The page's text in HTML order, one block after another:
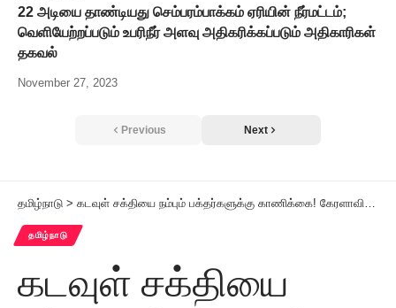
22 அடியை தாண்டியது செம்பரம்பாக்கம் ஏரியின் நீர்மட்டம்;
வெளியேற்றப்படும் உபரிநீர் அளவு அதிகரிக்கப்படும் அதிகாரிகள்
தகவல்
November 27, 2023
Previous Next
தமிழ்நாடு > கடவுள் சக்தியை நம்பும் பக்தர்களுக்கு காணிக்கை! கேரளாவில் மேலும் ஒரு கோயிலில் தங்கம் காணவில்லையாம்!
தமிழ்நாடு
கடவுள் சக்தியை